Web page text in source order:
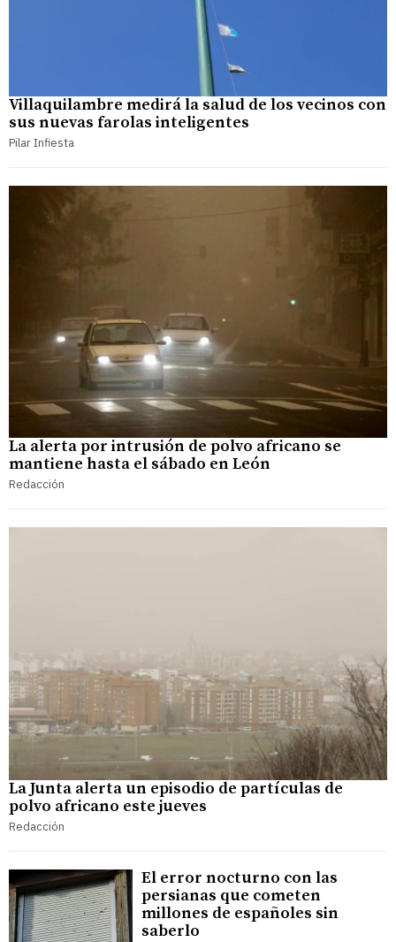
Villaquilambre medirá la salud de los vecinos con
sus nuevas farolas inteligentes
Pilar Infiesta
La alerta por intrusión de polvo africano se
mantiene hasta el sábado en León
Redacción
La Junta alerta un episodio de partículas de
polvo africano este jueves
Redacción
El error nocturno con las
persianas que cometen
millones de españoles sin
saberlo